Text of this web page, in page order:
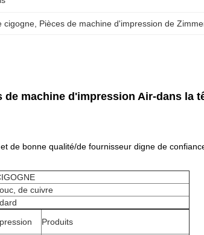
cigogne, Pièces de machine d'impression de
de machine d'impression Air-dans la
et de bonne qualité/de fournisseur digne de
de cuivre
Produits